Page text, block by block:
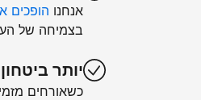
אנחנו הופכים
בצמיחה של
יותר
כשאורחים